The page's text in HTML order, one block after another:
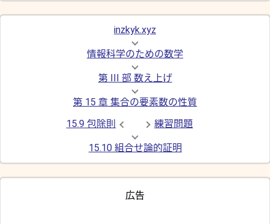
inzkyk.xyz
情報科学のための数学
第 III 部 数え上げ
第 15 章 集合の要素数の性質
15.9 包除則
練習問題
15.10 組合せ論的証明
広告